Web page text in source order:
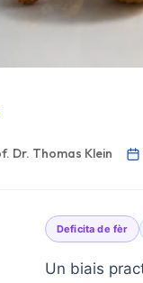
Dr. Thomas Klein
Deficita de fèr
Un biais